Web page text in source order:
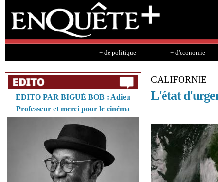
+ de politique + d'economie
ÉDITO PAR BIGUÉ BOB : Adieu
Professeur et merci pour le cinéma
CALIFORNIE
L'état